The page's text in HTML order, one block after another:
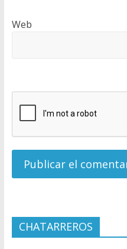
Web
CHATARREROS